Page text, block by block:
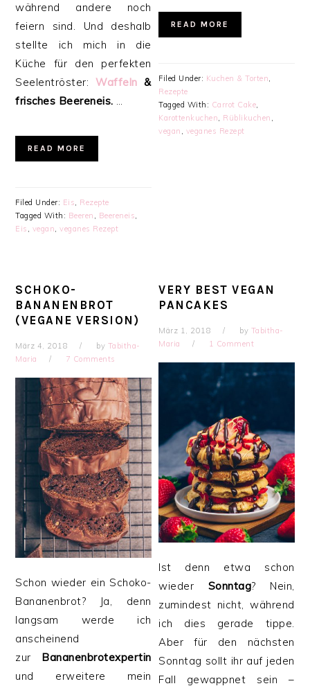
während andere noch
feiern sind. Und deshalb
stellte ich mich in die
Küche für den perfekten
Seelentröster:Waffeln &
frisches Beereneis. …
READ MORE
Filed Under: Eis, Rezepte
Tagged With: Beeren , Beereneis,
Eis , vegan,veganes Rezept
READ MORE
Filed Under: Kuchen & Torten,
Rezepte
Tagged With: Carrot Cake,
Karottenkuchen, Rüblikuchen ,
vegan , veganes Rezept
SCHOKO-
BANANENBROT
(VEGANE VERSION)
März 4, 2018 by Tabitha-
Maria
7 Comments
Schon wieder ein Schoko-
Bananenbrot? Ja, denn
langsam werde ich
anscheinend
zur Bananenbrotexpertin
und erweitere mein
VERY BEST VEGAN
PANCAKES
März 1, 2018 by Tabitha-
Maria
1 Comment
Ist denn etwa schon
wieder Sonntag? Nein,
zumindest nicht, während
ich dies gerade tippe.
Aber für den nächsten
Sonntag sollt ihr auf jeden
Fall gewappnet sein –